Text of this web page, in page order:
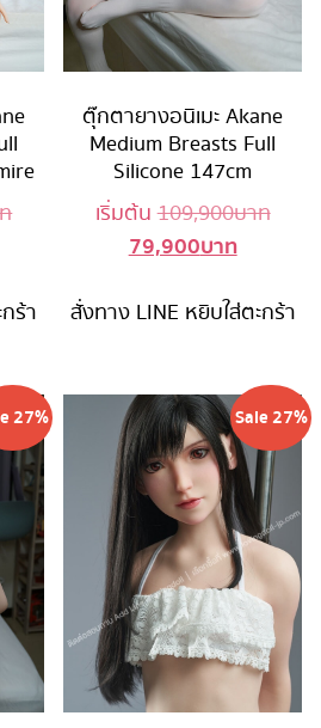
Original
109,900 บาท.
ร้า
ตุ๊กตายางอนิเมะ Akane
Medium Breasts Full
Silicone 147cm
เริ่มต้น109,900บาท
79,900บาทCurrent
is:
สั่งทาง LINE หยิบใส่ตะกร้า
27% Sale 27%